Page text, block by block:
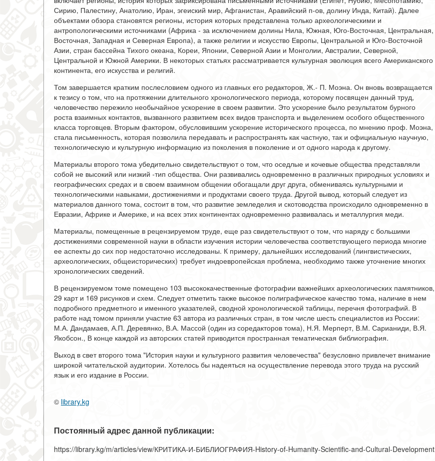
Сирию, Палестину, Анатолию, Иран, эгеиский мир, Афганистан, Аравийский п-ов, долину Инда, Китай). Далее
объектами обзора становятся регионы, история которых представлена только археологическими и
антропологическими источниками (Африка - за исключением долины Нила, Южная, Юго-Восточная, Центральная,
Восточная, Западная и Северная Европа), а также религии и искусство Европы, Центральной и Юго-Восточной
Азии, стран бассейна Тихого океана, Кореи, Японии, Северной Азии и Монголии, Австралии, Северной,
Центральной и Южной Америки. В некоторых статьях рассматривается культурная эволюция всего Американского
континента, его искусства и религий.
Том завершается кратким послесловием одного из главных его редакторов, Ж.- П. Моэна. Он вновь возвращается
к тезису о том, что на протяжении длительного хронологического периода, которому посвящен данный труд,
человечество пережило необычайное ускорение в своем развитии. Это ускорение было результатом бурного
роста взаимных контактов, вызванного развитием всех видов транспорта и выделением особого общественного
класса торговцев. Вторым фактором, обусловившим ускорение исторического процесса, по мнению проф. Моэна,
стала письменность, которая позволила передавать и распространять как частную, так и официальную научную,
технологическую и культурную информацию из поколения в поколение и от одного народа к другому.
Материалы второго тома убедительно свидетельствуют о том, что оседлые и кочевые общества представляли
собой не высокий или низкий -тип общества. Они развивались одновременно в различных природных условиях и
географических средах и в своем взаимном общении обогащали друг друга, обмениваясь культурными и
технологическими навыками, достижениями и продуктами своего труда. Другой вывод, который следует из
материалов данного тома, состоит в том, что развитие земледелия и скотоводства происходило одновременно в
Евразии, Африке и Америке, и на всех этих континентах одновременно развивалась и металлургия меди.
Материалы, помещенные в рецензируемом труде, еще раз свидетельствуют о том, что наряду с большими
достижениями современной науки в области изучения истории человечества соответствующего периода многие
ее аспекты до сих пор недостаточно исследованы. К примеру, дальнейших исследований (лингвистических,
археологических, общеисторических) требует индоевропейская проблема, необходимо также уточнение многих
хронологических сведений.
В рецензируемом томе помещено 103 высококачественные фотографии важнейших археологических памятников,
29 карт и 169 рисунков и схем. Следует отметить также высокое полиграфическое качество тома, наличие в нем
подробного предметного и именного указателей, сводной хронологической таблицы, перечня фотографий. В
работе над томом приняли участие 63 автора из различных стран, в том числе шесть специалистов из России:
М.А. Дандамаев, А.П. Деревянко, В.А. Массой (один из соредакторов тома), Н.Я. Мерперт, В.М. Сарианиди, В.Я.
Якобсон., В конце каждой из авторских статей приводится пространная тематическая библиография.
Выход в свет второго тома "История науки и культурного развития человечества" безусловно привлечет внимание
широкой читательской аудитории. Хотелось бы надеяться на осуществление перевода этого труда на русский
язык и его издание в России.
© library.kg
Постоянный адрес данной публикации:
https://library.kg/m/articles/view/КРИТИКА-И-БИБЛИОГРАФИЯ-History-of-Humanity-Scientific-and-Cultural-Development